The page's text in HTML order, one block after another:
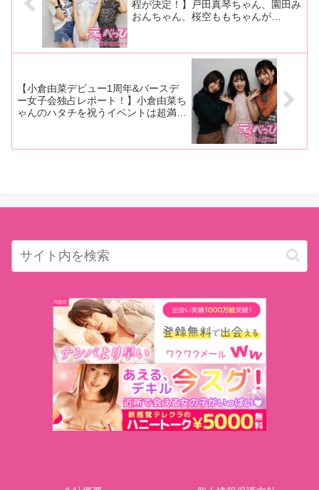
程が決定！】戸田真琴ちゃん、園田み
おんちゃん、桜空ももちゃんが
あり！】
【小倉由菜デビュー1周年&バースデ
ー女子会独占レポート！】小倉由菜ち
ゃんのハタチを祝うイベントは超満
付け女子会ぶっちゃけトークに花が咲